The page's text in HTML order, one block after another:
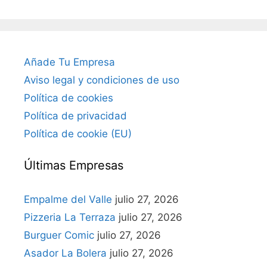
Añade Tu Empresa
Aviso legal y condiciones de uso
Política de cookies
Política de privacidad
Política de cookie (EU)
Últimas Empresas
Empalme del Valle julio 27, 2026
Pizzeria La Terraza julio 27, 2026
Burguer Comic julio 27, 2026
Asador La Bolera julio 27, 2026